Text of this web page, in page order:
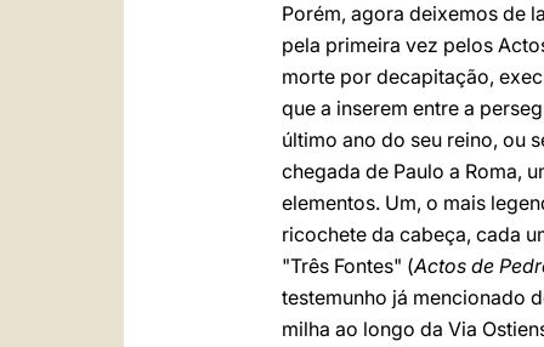
Porém, agora deixemos de
pela primeira vez pelos
morte por decapitação,
que a inserem entre a
último ano do seu reino, ou
chegada de Paulo a Roma,
elementos. Um, o mais
ricochete da cabeça, cada
"Três Fontes" (Actos de
testemunho já mencionado
milha ao longo da Via